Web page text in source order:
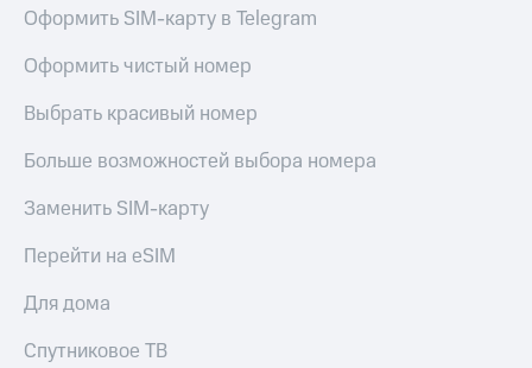
Оформить SIM-карту в Telegram
Оформить чистый номер
Выбрать красивый номер
Больше возможностей выбора номера
Заменить SIM-карту
Перейти на eSIM
Для дома
Спутниковое ТВ